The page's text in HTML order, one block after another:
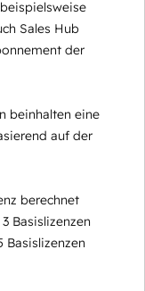
Sales Hub
der
beinhalten eine
auf der
berechnet
Basislizenzen
Basislizenzen